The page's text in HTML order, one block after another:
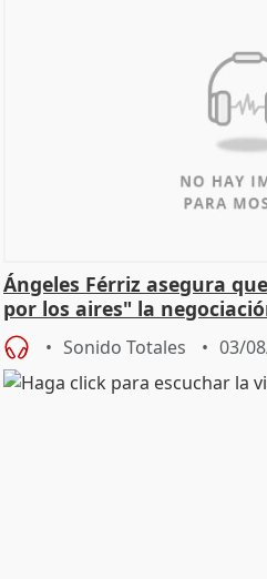
Ángeles Férriz asegura
por los aires" la
SMA
Sonido Totales 03/